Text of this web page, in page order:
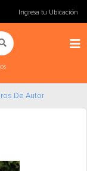
Ingresa tu Ubicación
De Autor